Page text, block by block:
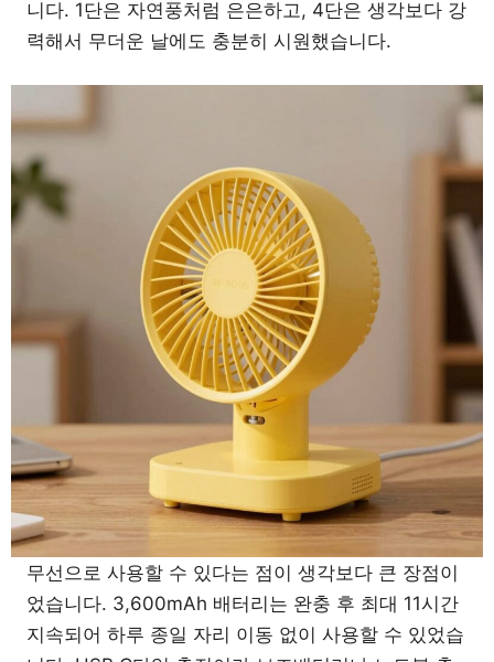
니다. 1단은 자연풍처럼 은은하고, 4단은 생각보다 강
력해서 무더운 날에도 충분히 시원했습니다.
무선으로 사용할 수 있다는 점이 생각보다 큰 장점이
었습니다. 3,600mAh 배터리는 완충 후 최대 11시간
지속되어 하루 종일 자리 이동 없이 사용할 수 있었습